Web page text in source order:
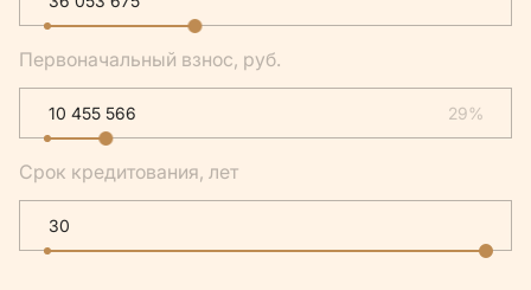
Первоначальный взнос, руб.
29%
Срок кредитования, лет